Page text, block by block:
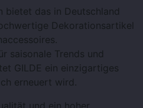
bietet das in Deutschland
Dekorationsartikel
saisonale Trends und
GILDE ein einzigartiges
erneuert wird.